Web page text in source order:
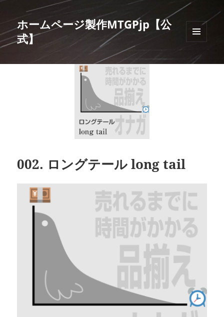
ホームページ製作MTGPjp【公
式】
ィジェ
002. ロングテール long tail